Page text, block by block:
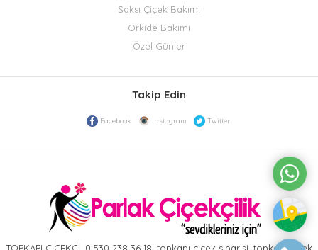
Saksı Çiçek Bakımı
Orkide Bakımı
Özel Günler
Takip Edin
Facebook Instagram Twitter